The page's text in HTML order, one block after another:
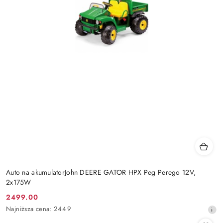
Auto na akumulatorJohn DEERE GATOR HPX Peg Perego 12V,
2x175W
Cena
promocyjna:
2499.00
Najniższa
Najniższa cena: 2449